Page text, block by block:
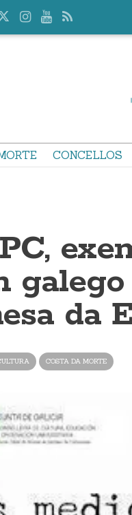
CONCELLOS
da
COSTA DA MORTE